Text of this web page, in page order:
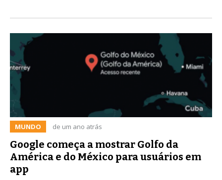
MUNDO de um ano atrás
Google começa a mostrar Golfo da
América e do México para usuários em
app